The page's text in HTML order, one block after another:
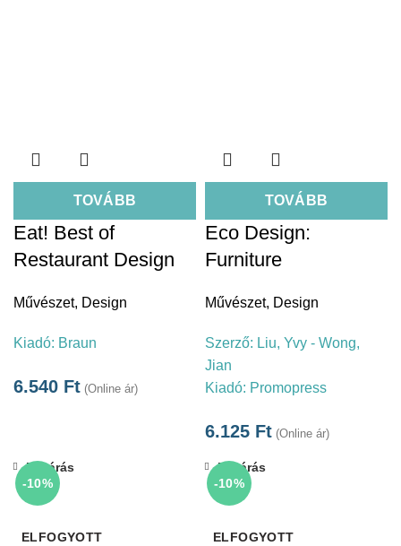
TOVÁBB
Eat! Best of
Restaurant Design
Művészet, Design
Kiadó: Braun
6.540 Ft (Online ár)
TOVÁBB
Eco Design:
Furniture
Művészet, Design
Szerző: Liu, Yvy - Wong,
Jian
Kiadó: Promopress
6.125 Ft (Online ár)
-10%
ELFOGYOTT
Bezárás
-10%
ELFOGYOTT
Bezárás